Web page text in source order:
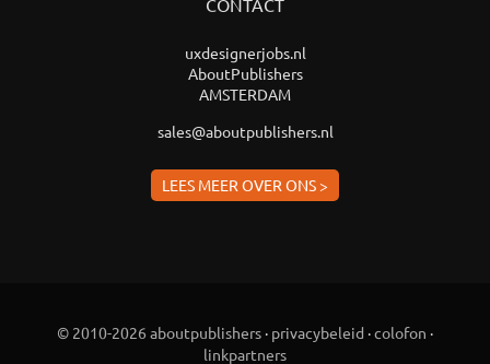
CONTACT
uxdesignerjobs.nl
AboutPublishers
AMSTERDAM
sales@aboutpublishers.nl
LEES MEER OVER ONS >
© 2010-2026 aboutpublishers · privacybeleid ·colofon ·
linkpartners